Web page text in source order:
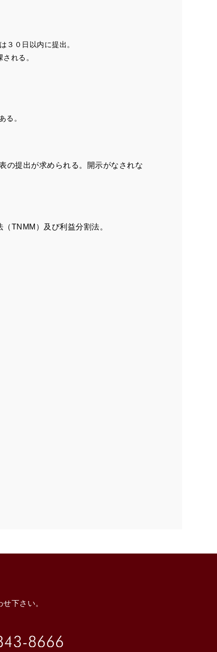
３０日以内に提出。
れる。
る。
の提出が求められる。開示がなされな
TNMM）及び利益分割法。
下さい。